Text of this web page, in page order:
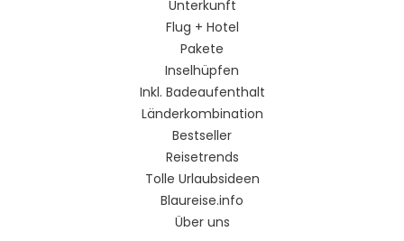
Unterkunft
Flug + Hotel
Pakete
Inselhüpfen
Inkl. Badeaufenthalt
Länderkombination
Bestseller
Reisetrends
Tolle Urlaubsideen
Blaureise.info
Über uns